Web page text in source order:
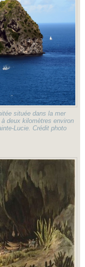
située dans la mer
deux kilomètres environ
Lucie. Crédit photo